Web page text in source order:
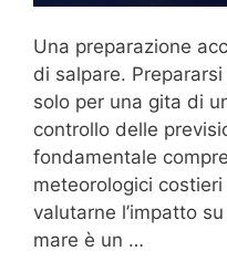
Una preparazione
di salpare.
solo per una gita di
controllo delle
fondamentale
meteorologici
valutarne l’impatto
mare è un …